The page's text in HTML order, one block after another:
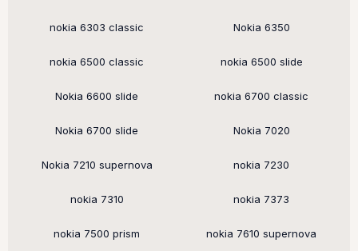
nokia 6303 classic Nokia 6350
nokia 6500 classic nokia 6500 slide
Nokia 6600 slide nokia 6700 classic
Nokia 6700 slide Nokia 7020
Nokia 7210 supernova nokia 7230
nokia 7310 nokia 7373
nokia 7500 prism nokia 7610 supernova